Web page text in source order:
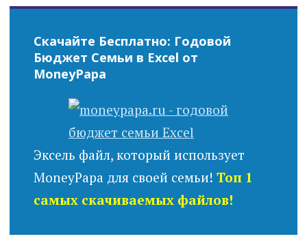
Скачайте Бесплатно: Годовой
Бюджет Семьи в Excel от
MoneyPapa
Эксель файл, который использует
MoneyPapa для своей семьи! Топ 1
самых скачиваемых файлов!